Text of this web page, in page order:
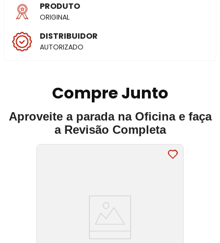
PRODUTO
ORIGINAL
DISTRIBUIDOR
AUTORIZADO
Compre Junto
Aproveite a parada na Oficina e faça
a Revisão Completa